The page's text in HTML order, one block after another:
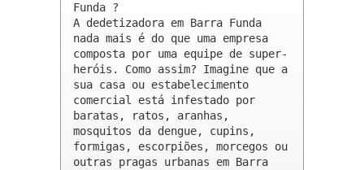
Funda ?
A dedetizadora em Barra Funda
nada mais é do que uma empresa
composta por uma equipe de super-
heróis. Como assim? Imagine que a
sua casa ou estabelecimento
comercial está infestado por
baratas, ratos, aranhas,
mosquitos da dengue, cupins,
formigas, escorpiões, morcegos ou
outras pragas urbanas em Barra